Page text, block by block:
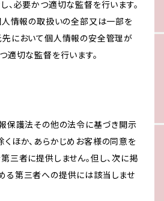
、必要かつ適切な監督を行います。
人情報の取扱いの全部又は一部を
先において個人情報の安全管理が
適切な監督を行います。
保護法その他の法令に基づき開示
ほか、あらかじめお客様の同意を
三者に提供しません。但し、次に掲
る第三者への提供には該当しませ